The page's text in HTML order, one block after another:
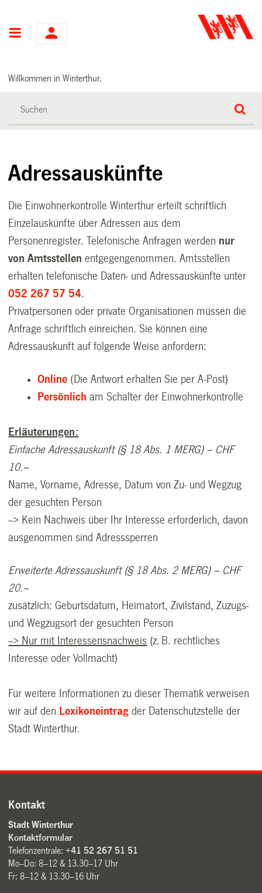
Hauptnavigation
Willkommen in Winterthur.
Adressauskünfte
Die Einwohnerkontrolle Winterthurerteilt schriftlich
Einzelauskünfte über Adressen aus dem
Personenregister.Telefonische Anfragen werden nur
von Amtsstellen entgegengenommen.Amtsstellen
erhalten telefonische Daten- und Adressauskünfte unter
052 267 57 54.
Privatpersonen oder private Organisationen müssen die
Anfrage schriftlich einreichen.Sie können eine
Adressauskunft auf folgende Weise anfordern:
Online (Die Antwort erhalten Sie per A-Post)
Persönlich am Schalter der Einwohnerkontrolle
Erläuterungen:
Einfache Adressauskunft (§ 18 Abs. 1 MERG)– CHF
10.–
Name, Vorname, Adresse, Datum von Zu- und Wegzug
der gesuchten Person
--> Kein Nachweis über Ihr Interesse erforderlich, davon
ausgenommen sind Adresssperren
Erweiterte Adressauskunft (§ 18 Abs. 2 MERG)– CHF
20.–
zusätzlich: Geburtsdatum, Heimatort, Zivilstand, Zuzugs-
und Wegzugsort der gesuchten Person
--> Nur mit Interessensnachweis (z. B. rechtliches
Interesse oder Vollmacht)
Für weitere Informationen zu dieser Thematik verweisen
wir auf den Lexikoneintragder Datenschutzstelle der
Stadt Winterthur.
Kontakt
Stadt Winterthur
Kontaktformular
Telefonzentrale:+41 52 267 51 51
Mo–Do: 8–12 & 13.30–17 Uhr
Fr: 8–12 & 13.30–16 Uhr